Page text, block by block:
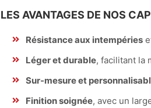
LES AVANTAGES DE NOS
Résistance aux intempéries
Léger et durable, facilitant la
Sur-mesure et
Finition soignée, avec un